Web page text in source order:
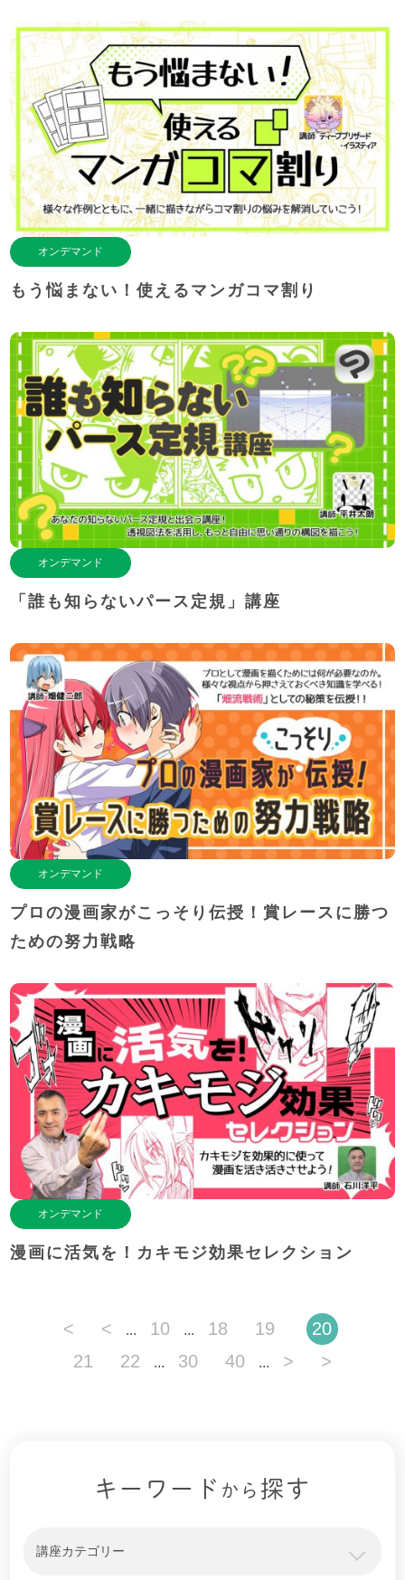
オンデマンド
もう悩まない！使えるマンガコマ割り
オンデマンド
「誰も知らないパース定規」講座
オンデマンド
プロの漫画家がこっそり伝授！賞レースに勝つ
ための努力戦略
オンデマンド
漫画に活気を！カキモジ効果セレクション
< < ... 10 ... 18 19
20
21
22 ... 30 40 ... > >
キーワード から 探す
講座カテゴリー